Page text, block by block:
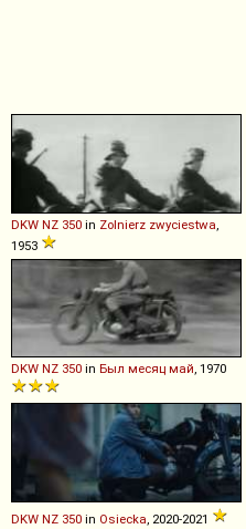
DKW NZ 350 in Zolnierz zwyciestwa
1953
DKW NZ 350 in Был месяц май, 1970
DKW NZ 350 in Osiecka, 2020-2021